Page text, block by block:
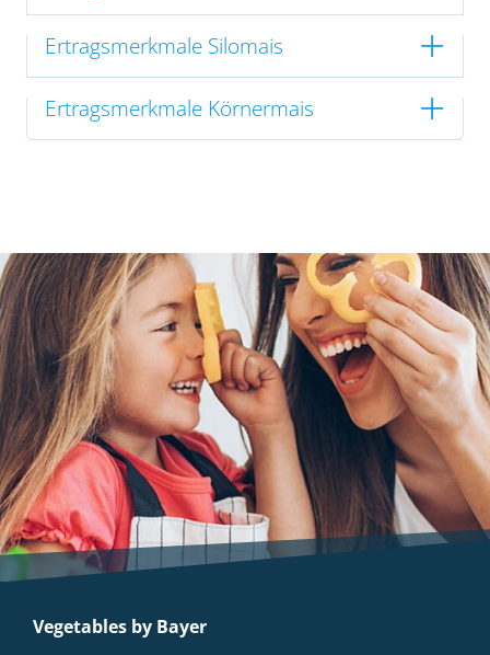
Ertragsmerkmale Silomais
Ertragsmerkmale Körnermais
Vegetables by Bayer